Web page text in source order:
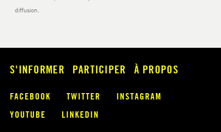
S'INFORMER PARTICIPER À PROPOS
FACEBOOK TWITTER
INSTAGRAM
YOUTUBE
LINKEDIN